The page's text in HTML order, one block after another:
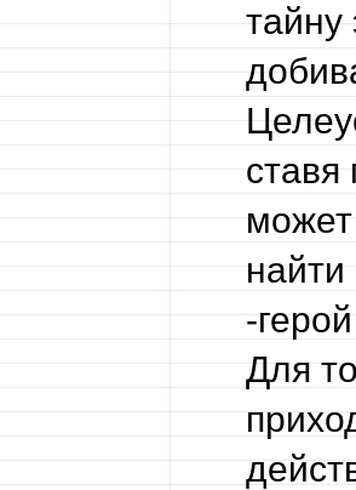
тайну
ставя
может
найти
-
Для